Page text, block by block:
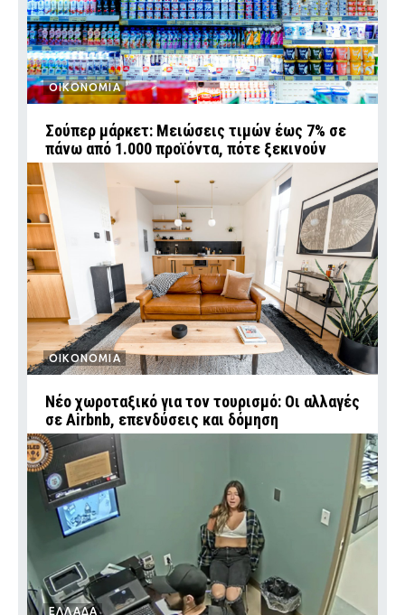
ΟΙΚΟΝΟΜΙΑ
Σούπερ μάρκετ: Μειώσεις τιμών έως 7% σε
πάνω από 1.000 προϊόντα, πότε ξεκινούν
ΟΙΚΟΝΟΜΙΑ
Νέο χωροταξικό για τον τουρισμό: Οι αλλαγές
σε Airbnb, επενδύσεις και δόμηση
ΕΛΛΑΔΑ